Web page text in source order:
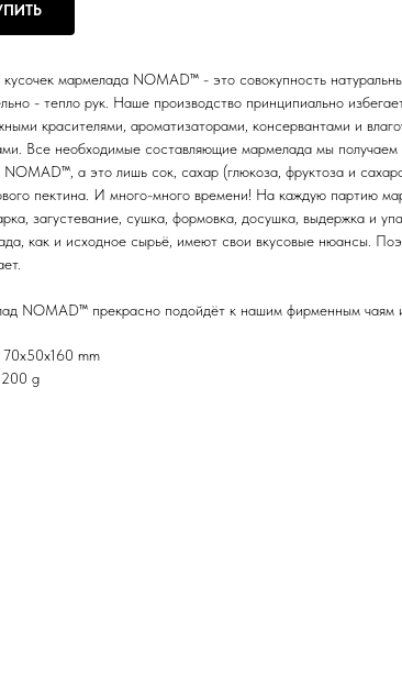
мармелада NOMAD™ - это совокупность
- тепло рук. Наше производство принципиально
красителями, ароматизаторами, консервантами и
Все необходимые составляющие мармелада мы получаем
NOMAD™, а это лишь сок, сахар (глюкоза, фруктоза и
пектина. И много-много времени! На каждую партию
загустевание, сушка, формовка, досушка, выдержка и
как и исходное сырьё, имеют свои вкусовые нюансы.
NOMAD™ прекрасно подойдёт к нашим фирменным чаям
70x50x160 mm
200 g